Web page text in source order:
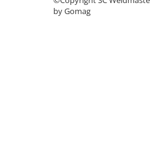
by Gomag